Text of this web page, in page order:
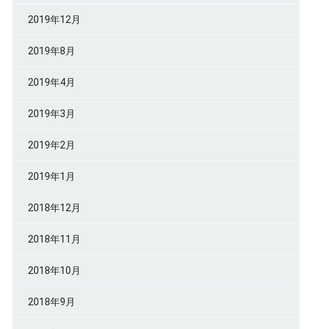
2019年12月
2019年8月
2019年4月
2019年3月
2019年2月
2019年1月
2018年12月
2018年11月
2018年10月
2018年9月